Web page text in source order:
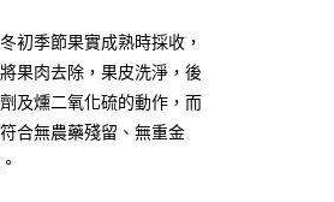
初季節果實成熟時採收，
果肉去除，果皮洗淨，後
及燻二氧化硫的動作，而
合無農藥殘留、無重金